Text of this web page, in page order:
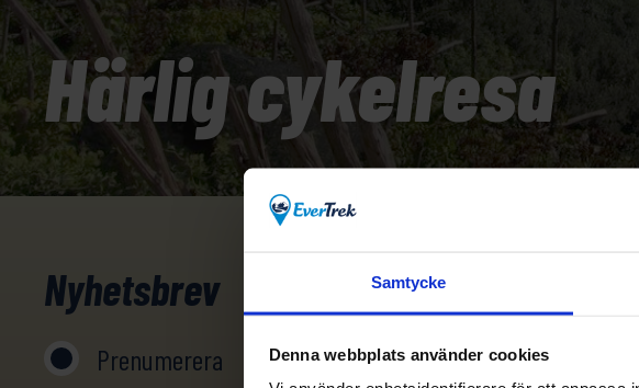
Samtycke
Denna webbplats använder cookies
Härlig cykelresa
Nyhetsbrev
Prenumerera Avprenumerera